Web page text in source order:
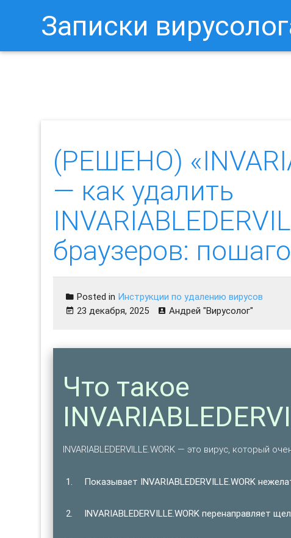
Записки
(РЕШЕНО)
— как удалить
браузеров:
Posted in Инструкции по удалению вирусов
23 декабря, 2025
Андрей "Вирусолог"
Что такое
INVARIABLEDERVILLE.WORK — это вирус, который
Показывает INVARIABLEDERVILLE.WORK
INVARIABLEDERVILLE.WORK перенаправляет